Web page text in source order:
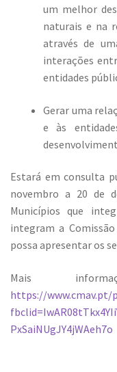
um melhor
naturais e na
através de
interações
entidades
Gerar uma
e às
Estará em consulta
novembro a 20 de
Municípios que
integram a
possa apresentar os
Mais
https://www.cmav.pt/
PxSaiNUgJY4jWAeh7o